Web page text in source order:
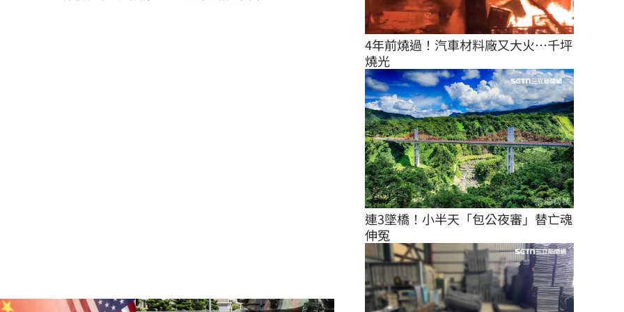
4年前燒過！汽車材料廠又大火…千坪
燒光
連3墜橋！小半天「包公夜審」替亡魂
伸冤